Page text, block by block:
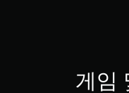
게임